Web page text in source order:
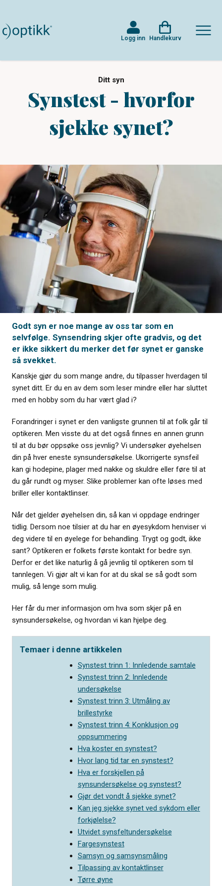
Logg inn Handlekurv
Ditt syn
Synstest - hvorfor
sjekke synet?
Godt syn er noe mange av oss tar som en
selvfølge. Synsendring skjer ofte gradvis, og det
er ikke sikkert du merker det før synet er ganske
så svekket.
Kanskje gjør du som mange andre, du tilpasser hverdagen til
synet ditt. Er du en av dem som leser mindre eller har sluttet
med en hobby som du har vært glad i?
Forandringer i synet er den vanligste grunnen til at folk går til
optikeren. Men visste du at det også finnes en annen grunn
til at du bør oppsøke oss jevnlig? Vi undersøker øyehelsen
din på hver eneste synsundersøkelse. Ukorrigerte synsfeil
kan gi hodepine, plager med nakke og skuldre eller føre til at
du går rundt og myser. Slike problemer kan ofte løses med
briller eller kontaktlinser.
Når det gjelder øyehelsen din, så kan vi oppdage endringer
tidlig. Dersom noe tilsier at du har en øyesykdom henviser vi
deg videre til en øyelege for behandling. Trygt og godt, ikke
sant? Optikeren er folkets første kontakt for bedre syn.
Derfor er det like naturlig å gå jevnlig til optikeren som til
tannlegen. Vi gjør alt vi kan for at du skal se så godt som
mulig, så lenge som mulig.
Her får du mer informasjon om hva som skjer på en
synsundersøkelse, og hvordan vi kan hjelpe deg.
Temaer i denne artikkelen
Synstest trinn 1: Innledende samtale
Synstest trinn 2: Innledende
undersøkelse
Synstest trinn 3: Utmåling av
brillestyrke
Synstest trinn 4: Konklusjon og
oppsummering
Hva koster en synstest?
Hvor lang tid tar en synstest?
Hva er forskjellen på
synsundersøkelse og synstest?
Gjør det vondt å sjekke synet?
Kan jeg sjekke synet ved sykdom eller
forkjølelse?
Utvidet synsfeltundersøkelse
Fargesynstest
Samsyn og samsynsmåling
Tilpassing av kontaktlinser
Tørre øyne